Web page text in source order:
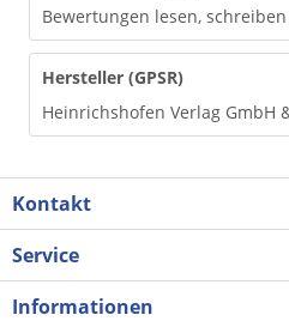
Bewertungen lesen,
Hersteller (GPSR)
Heinrichshofen Verlag GmbH
Kontakt
Service
Informationen